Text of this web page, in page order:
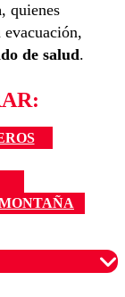
, quienes
de salud.